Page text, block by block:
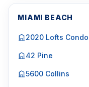
MIAMI BEACH
2020 Lofts Condo
42 Pine
5600 Collins